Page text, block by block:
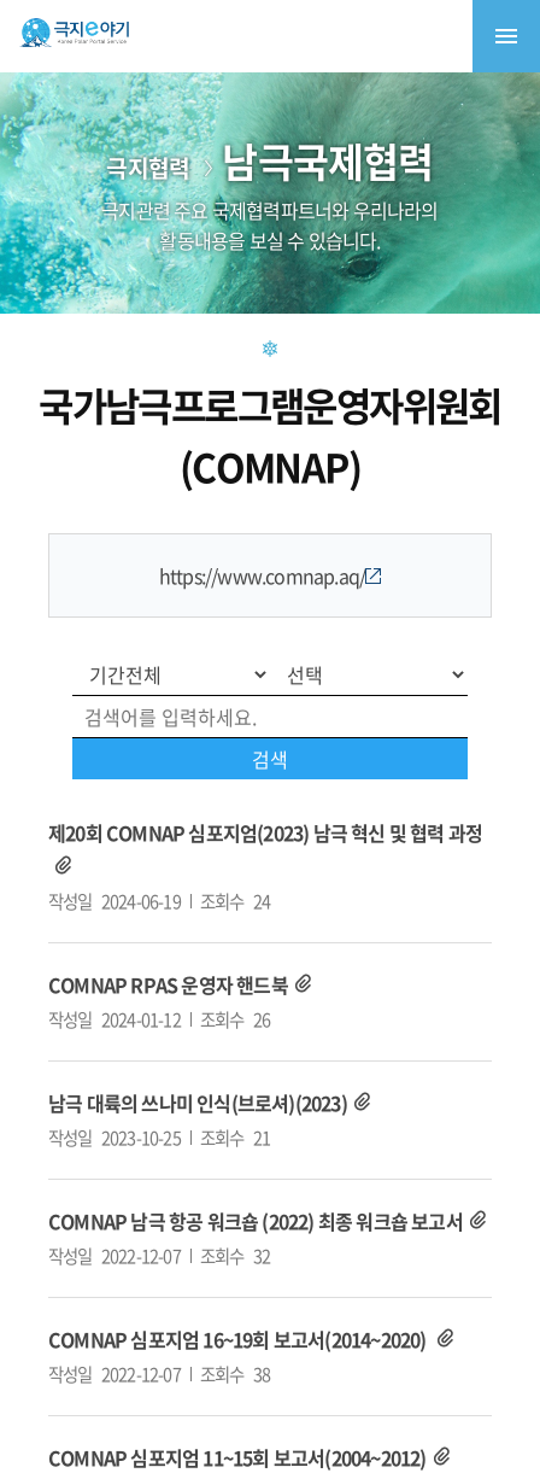
극지협력 남극국제협력
극지관련 주요 국제협력파트너와 우리나라의
활동내용을 보실 수 있습니다.
국가남극프로그램운영자위원회
(COMNAP)
https://www.comnap.aq/
제20회 COMNAP 심포지엄(2023) 남극 혁신 및 협력 과정
작성일 2024-06-19 조회수 24
COMNAP RPAS 운영자 핸드북
작성일 2024-01-12 조회수 26
남극 대륙의 쓰나미 인식(브로셔)(2023)
작성일 2023-10-25 조회수 21
COMNAP 남극 항공 워크숍 (2022) 최종 워크숍 보고서
작성일 2022-12-07 조회수 32
COMNAP 심포지엄 16~19회 보고서(2014~2020)
작성일 2022-12-07 조회수 38
COMNAP 심포지엄 11~15회 보고서(2004~2012)